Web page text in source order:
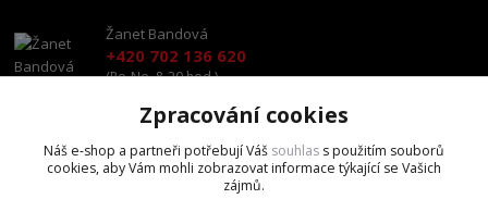
Žanet Bandová
+420 702 136 620
(Po-Ne, 8-20 hod.)
shop@brandscapital.cz
Zpracování cookies
Náš e-shop a partneři potřebují Váš souhlas s použitím souborů
cookies, aby Vám mohli zobrazovat informace týkající se Vašich
zájmů.